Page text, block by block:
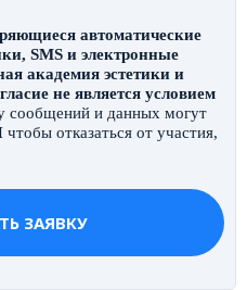
автоматические
SMS и электронные
академия эстетики и
не является условием
чтобы отказаться от участия,
ЗАЯВКУ